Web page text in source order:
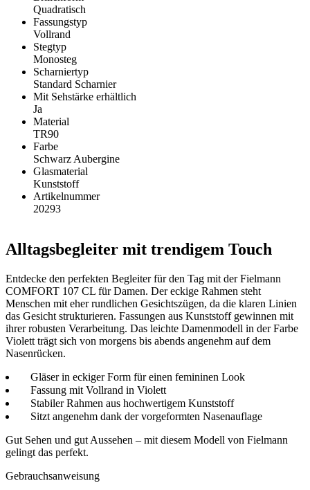
Quadratisch
Fassungstyp
Vollrand
Stegtyp
Monosteg
Scharniertyp
Standard Scharnier
Mit Sehstärke erhältlich
Ja
Material
TR90
Farbe
Schwarz Aubergine
Glasmaterial
Kunststoff
Artikelnummer
20293
Alltagsbegleiter mit trendigem Touch
Entdecke den perfekten Begleiter für den Tag mit der Fielmann
COMFORT 107 CL für Damen. Der eckige Rahmen steht
Menschen mit eher rundlichen Gesichtszügen, da die klaren Linien
das Gesicht strukturieren. Fassungen aus Kunststoff gewinnen mit
ihrer robusten Verarbeitung. Das leichte Damenmodell in der Farbe
Violett trägt sich von morgens bis abends angenehm auf dem
Nasenrücken.
Gläser in eckiger Form für einen femininen Look
Fassung mit Vollrand in Violett
Stabiler Rahmen aus hochwertigem Kunststoff
Sitzt angenehm dank der vorgeformten Nasenauflage
Gut Sehen und gut Aussehen – mit diesem Modell von Fielmann
gelingt das perfekt.
Gebrauchsanweisung